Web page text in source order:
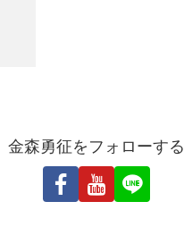
金森勇征をフォローする